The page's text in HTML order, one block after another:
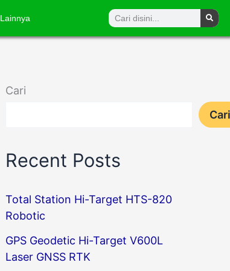
Lainnya Search
Cari
Cari
Recent Posts
Total Station Hi-Target HTS-820
Robotic
GPS Geodetic Hi-Target V600L
Laser GNSS RTK